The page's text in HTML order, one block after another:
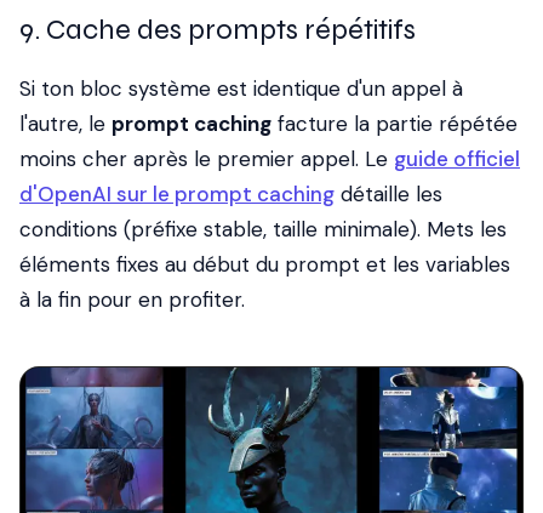
9. Cache des prompts répétitifs
Si ton bloc système est identique d'un appel à
l'autre, le prompt caching facture la partie répétée
moins cher après le premier appel. Le guide officiel
d'OpenAI sur le prompt caching détaille les
conditions (préfixe stable, taille minimale). Mets les
éléments fixes au début du prompt et les variables
à la fin pour en profiter.